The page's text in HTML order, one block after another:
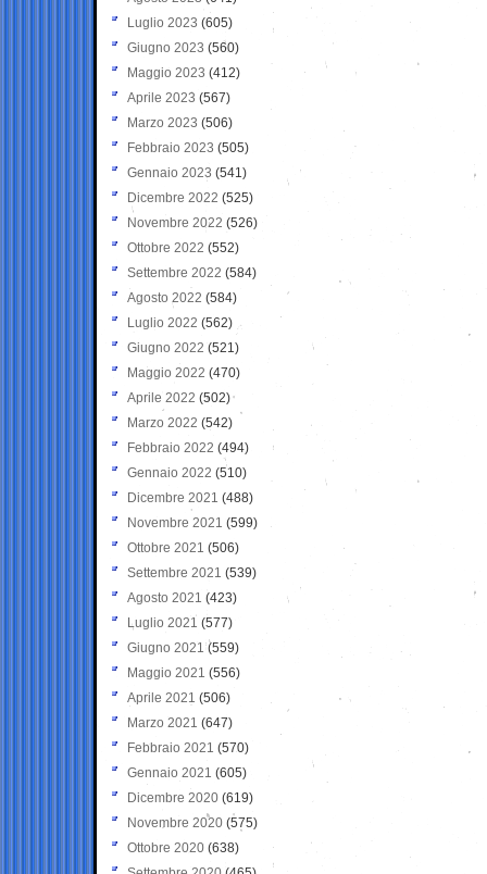
Luglio 2023 (605)
Giugno 2023 (560)
Maggio 2023 (412)
Aprile 2023 (567)
Marzo 2023 (506)
Febbraio 2023 (505)
Gennaio 2023 (541)
Dicembre 2022 (525)
Novembre 2022 (526)
Ottobre 2022 (552)
Settembre 2022 (584)
Agosto 2022 (584)
Luglio 2022 (562)
Giugno 2022 (521)
Maggio 2022 (470)
Aprile 2022 (502)
Marzo 2022 (542)
Febbraio 2022 (494)
Gennaio 2022 (510)
Dicembre 2021 (488)
Novembre 2021 (599)
Ottobre 2021 (506)
Settembre 2021 (539)
Agosto 2021 (423)
Luglio 2021 (577)
Giugno 2021(559)
Maggio 2021 (556)
Aprile 2021 (506)
Marzo 2021 (647)
Febbraio 2021 (570)
Gennaio 2021 (605)
Dicembre 2020 (619)
Novembre 2020 (575)
Ottobre 2020 (638)